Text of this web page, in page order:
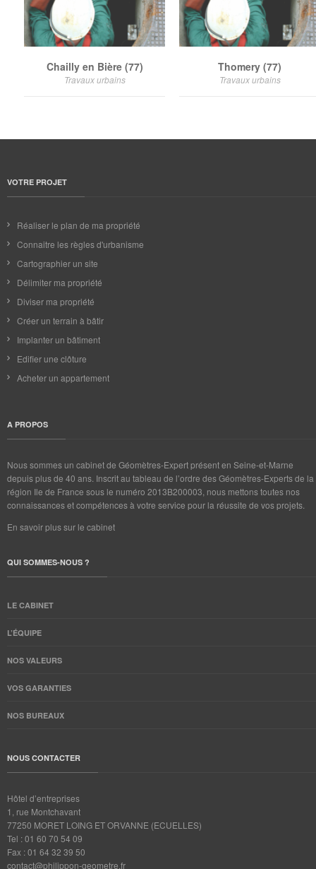
Chailly en Bière (77)
Travaux urbains
Thomery (77)
Travaux urbains
VOTRE PROJET
Réaliser le plan de ma propriété
Connaitre les règles d'urbanisme
Cartographier un site
Délimiter ma propriété
Diviser ma propriété
Créer un terrain à bâtir
Implanter un bâtiment
Edifier une clôture
Acheter un appartement
A PROPOS
Nous sommes un cabinet de Géomètres-Expert présent en Seine-et-Marne
depuis plus de 40 ans. Inscrit au tableau de l’ordre des Géomètres-Experts de la
région Ile de France sous le numéro 2013B200003, nous mettons toutes nos
connaissances et compétences à votre service pour la réussite de vos projets.
En savoir plus sur le cabinet
QUI SOMMES-NOUS ?
LE CABINET
L’ÉQUIPE
NOS VALEURS
VOS GARANTIES
NOS BUREAUX
NOUS CONTACTER
Hôtel d’entreprises
1, rue Montchavant
77250 MORET LOING ET ORVANNE (ECUELLES)
Tel : 01 60 70 54 09
Fax : 01 64 32 39 50
contact@philippon-geometre.fr